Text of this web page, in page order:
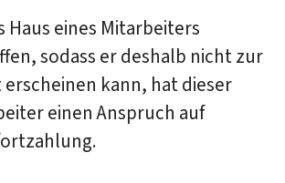
Haus eines Mitarbeiters
sodass er deshalb nicht zur
kann, hat dieser
einen Anspruch auf